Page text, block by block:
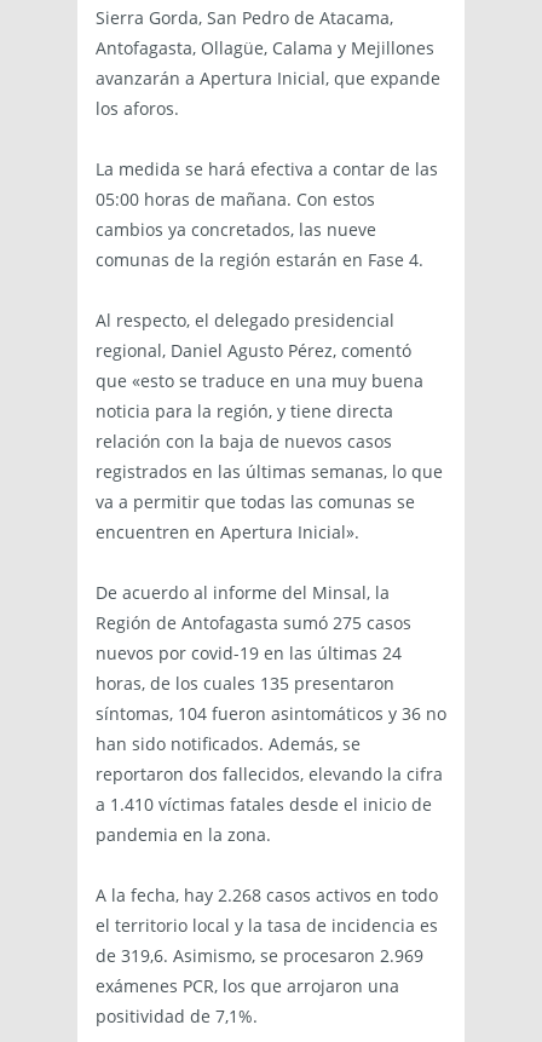
Sierra Gorda, San Pedro de Atacama,
Antofagasta, Ollagüe, Calama y Mejillones
avanzarán a Apertura Inicial, que expande
los aforos.
La medida se hará efectiva a contar de las
05:00 horas de mañana. Con estos
cambios ya concretados, las nueve
comunas de la región estarán en Fase 4.
Al respecto, el delegado presidencial
regional, Daniel Agusto Pérez, comentó
que «esto se traduce en una muy buena
noticia para la región, y tiene directa
relación con la baja de nuevos casos
registrados en las últimas semanas, lo que
va a permitir que todas las comunas se
encuentren en Apertura Inicial».
De acuerdo al informe del Minsal, la
Región de Antofagasta sumó 275 casos
nuevos por covid-19 en las últimas 24
horas, de los cuales 135 presentaron
síntomas, 104 fueron asintomáticos y 36 no
han sido notificados. Además, se
reportaron dos fallecidos, elevando la cifra
a 1.410 víctimas fatales desde el inicio de
pandemia en la zona.
A la fecha, hay 2.268 casos activos en todo
el territorio local y la tasa de incidencia es
de 319,6. Asimismo, se procesaron 2.969
exámenes PCR, los que arrojaron una
positividad de 7,1%.